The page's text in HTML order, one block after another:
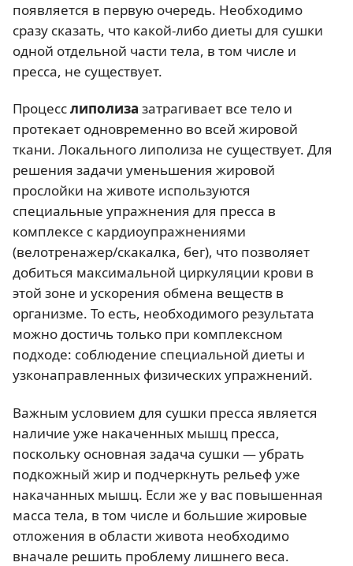
появляется в первую очередь. Необходимо
сразу сказать, что какой-либо диеты для сушки
одной отдельной части тела, в том числе и
пресса, не существует.
Процесслиполиза затрагивает все тело и
протекает одновременно во всей жировой
ткани. Локального липолиза не существует. Для
решения задачи уменьшения жировой
прослойки на животе используются
специальные упражнения для пресса в
комплексе с кардиоупражнениями
(велотренажер/скакалка, бег), что позволяет
добиться максимальной циркуляции крови в
этой зоне и ускорения обмена веществ в
организме. То есть, необходимого результата
можно достичь только при комплексном
подходе: соблюдение специальной диеты и
узконаправленных физических упражнений.
Важным условием для сушки пресса является
наличие уже накаченных мышц пресса,
поскольку основная задача сушки — убрать
подкожный жир и подчеркнуть рельеф уже
накачанных мышц. Если же у вас повышенная
масса тела, в том числе и большие жировые
отложения в области живота необходимо
вначале решить проблему лишнего веса.